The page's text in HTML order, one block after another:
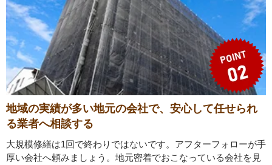
地域の実績が多い地元の会社で、安心して任せられ
る業者へ相談する
大規模修繕は1回で終わりではないです。アフターフォローが手
厚い会社へ頼みましょう。地元密着でおこなっている会社を見